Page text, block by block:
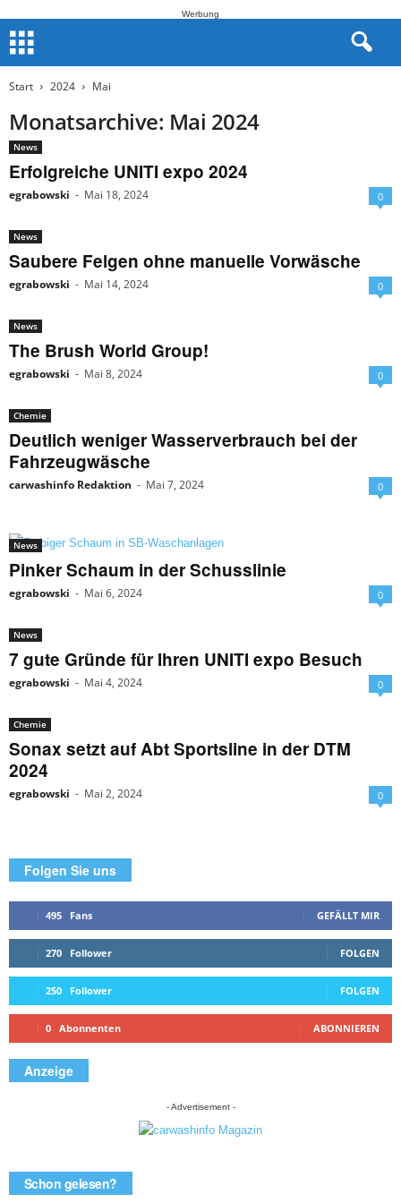
Werbung
Start 2024 Mai
Monatsarchive: Mai 2024
News
Erfolgreiche UNITI expo 2024
egrabowski - Mai 18, 2024 0
News
Saubere Felgen ohne manuelle Vorwäsche
egrabowski - Mai 14, 2024 0
News
The Brush World Group!
egrabowski - Mai 8, 2024 0
Chemie
Deutlich weniger Wasserverbrauch bei der
Fahrzeugwäsche
carwashinfo Redaktion - Mai 7, 2024 0
News
Pinker Schaum in der Schusslinie
egrabowski - Mai 6, 2024 0
News
7 gute Gründe für Ihren UNITI expo Besuch
egrabowski - Mai 4, 2024 0
Chemie
Sonax setzt auf Abt Sportsline in der DTM
2024
egrabowski - Mai 2, 2024 0
Folgen Sie uns
495 Fans GEFÄLLT MIR
270 Follower FOLGEN
250 Follower FOLGEN
0 Abonnenten ABONNIEREN
Anzeige
- Advertisement -
Schon gelesen?